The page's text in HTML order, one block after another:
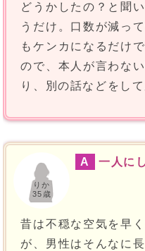
どうかしたの？と聞
うだけ。口数が減っ
もケンカになるだけ
ので、本人が言わな
り、別の話などをし
りか
35歳
A 一人に
昔は不穏な空気を早
が、男性はそんなに